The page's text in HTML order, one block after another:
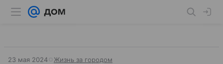
23 мая 2024 Жизнь за городом